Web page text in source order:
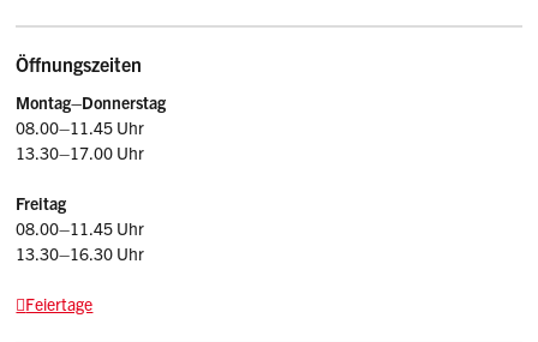
Öffnungszeiten
Montag–Donnerstag
08.00–11.45 Uhr
13.30–17.00 Uhr
Freitag
08.00–11.45 Uhr
13.30–16.30 Uhr
Feiertage